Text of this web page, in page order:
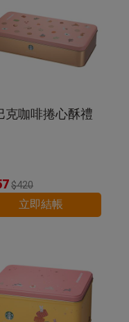
克咖啡捲心酥禮
$420
立即結帳